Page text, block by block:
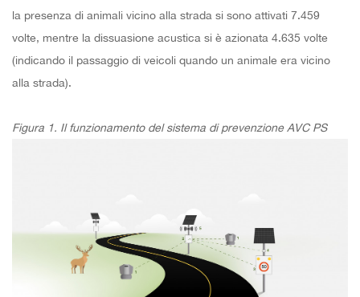
la presenza di animali vicino alla strada si sono attivati 7.459
volte, mentre la dissuasione acustica si è azionata 4.635 volte
(indicando il passaggio di veicoli quando un animale era vicino
alla strada).
Figura 1. Il funzionamento del sistema di prevenzione AVC PS